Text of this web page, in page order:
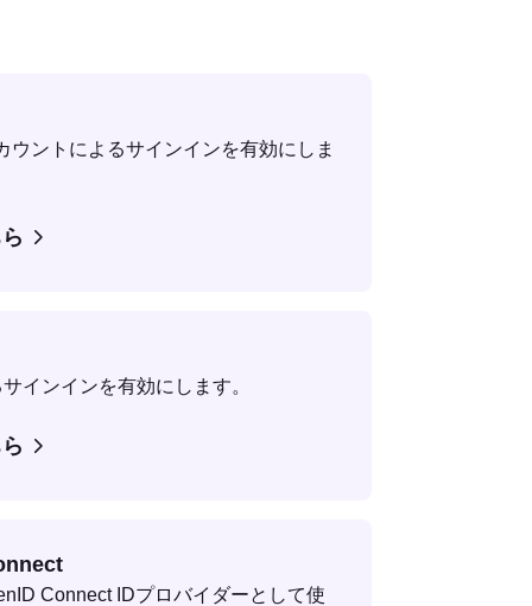
ウントによるサインインを有効にしま
インインを有効にします。
Connect IDプロバイダーとして使